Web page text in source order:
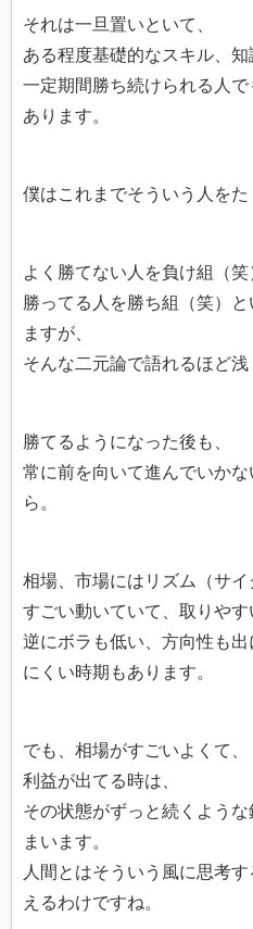
それは一旦置いといて、
ある程度基礎的なスキル、知
一定期間勝ち続けられる人
あります。
僕はこれまでそういう人をた
よく勝てない人を負け組（笑
勝ってる人を勝ち組（笑）
ますが、
そんな二元論で語れるほど浅
勝てるようになった後も、
常に前を向いて進んでいか
ら。
相場、市場にはリズム（サイ
すごい動いていて、取りやす
逆にボラも低い、方向性も
にくい時期もあります。
でも、相場がすごいよくて、
利益が出てる時は、
その状態がずっと続くよう
まいます。
人間とはそういう風に思考
えるわけですね。